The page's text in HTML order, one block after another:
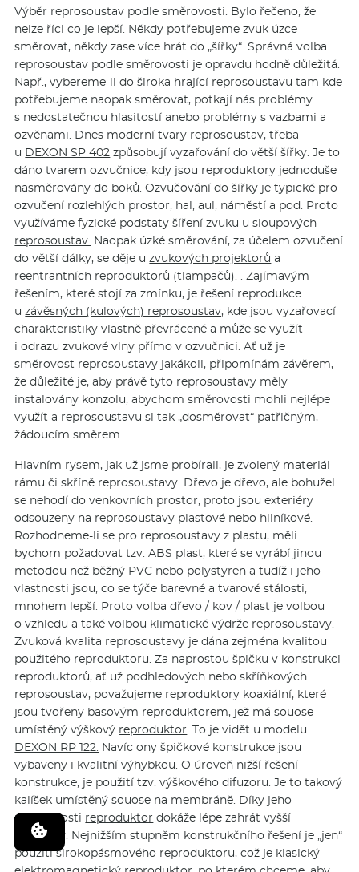
Výběr reprosoustav podle směrovosti. Bylo řečeno, že
nelze říci co je lepší. Někdy potřebujeme zvuk úzce
směrovat, někdy zase více hrát do „šířky“. Správná volba
reprosoustav podle směrovosti je opravdu hodně důležitá.
Např., vybereme-li do široka hrající reprosoustavu tam kde
potřebujeme naopak směrovat, potkají nás problémy
s nedostatečnou hlasitostí anebo problémy s vazbami a
ozvěnami. Dnes moderní tvary reprosoustav, třeba
u DEXON SP 402 způsobují vyzařování do větší šířky. Je to
dáno tvarem ozvučnice, kdy jsou reproduktory jednoduše
nasměrovány do boků. Ozvučování do šířky je typické pro
ozvučení rozlehlých prostor, hal, aul, náměstí a pod. Proto
využíváme fyzické podstaty šíření zvuku usloupových
reprosoustav. Naopak úzké směrování, za účelem ozvučení
do větší dálky, se děje uzvukových projektorů a
reentrantních reproduktorů (tlampačů). . Zajímavým
řešením, které stojí za zmínku, je řešení reprodukce
uzávěsných (kulových) reprosoustav, kde jsou vyzařovací
charakteristiky vlastně převrácené a může se využít
i odrazu zvukové vlny přímo v ozvučnici. Ať už je
směrovost reprosoustavy jakákoli, připomínám závěrem,
že důležité je, aby právě tyto reprosoustavy měly
instalovány konzolu, abychom směrovosti mohli nejlépe
využít a reprosoustavu si tak „dosměrovat“ patřičným,
žádoucím směrem.
Hlavním rysem, jak už jsme probírali, je zvolený materiál
rámu či skříně reprosoustavy. Dřevo je dřevo, ale bohužel
se nehodí do venkovních prostor, proto jsou exteriéry
odsouzeny na reprosoustavy plastové nebo hliníkové.
Rozhodneme-li se pro reprosoustavy z plastu, měli
bychom požadovat tzv. ABS plast, které se vyrábí jinou
metodou než běžný PVC nebo polystyren a tudíž i jeho
vlastnosti jsou, co se týče barevné a tvarové stálosti,
mnohem lepší. Proto volba dřevo / kov / plast je volbou
o vzhledu a také volbou klimatické výdrže reprosoustavy.
Zvuková kvalita reprosoustavy je dána zejména kvalitou
použitého reproduktoru. Za naprostou špičku v konstrukci
reproduktorů, ať už podhledových nebo skříňkových
reprosoustav, považujeme reproduktory koaxiální, které
jsou tvořeny basovým reproduktorem, jež má souose
umístěný výškový reproduktor. To je vidět u modelu
DEXON RP 122. Navíc ony špičkové konstrukce jsou
vybaveny i kvalitní výhybkou. O úroveň nižší řešení
konstrukce, je použití tzv. výškového difuzoru. Je to takový
kalíšek umístěný souose na membráně. Díky jeho
přítomnosti reproduktor dokáže lépe zahrát vyšší
kmitočty. Nejnižším stupněm konstrukčního řešení je „jen“
použití širokopásmového reproduktoru, což je klasický